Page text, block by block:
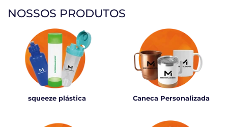
NOSSOS PRODUTOS
squeeze plástica Caneca Personalizada